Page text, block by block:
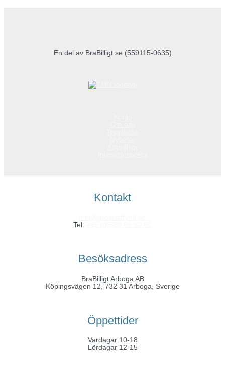
En del av BraBilligt.se (559115-0635)
Kontakt
Tel:
Besöksadress
BraBilligt Arboga AB
Köpingsvägen 12, 732 31 Arboga, Sverige
Öppettider
Vardagar 10-18
Lördagar 12-15